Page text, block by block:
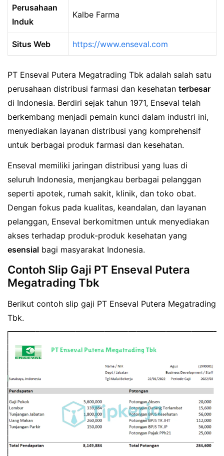
Perusahaan
Induk
Kalbe Farma
Situs Web https://www.enseval.com
PT Enseval Putera Megatrading Tbk adalah salah satu
perusahaan distribusi farmasi dan kesehatan terbesar
di Indonesia. Berdiri sejak tahun 1971, Enseval telah
berkembang menjadi pemain kunci dalam industri ini,
menyediakan layanan distribusi yang komprehensif
untuk berbagai produk farmasi dan kesehatan.
Enseval memiliki jaringan distribusi yang luas di
seluruh Indonesia, menjangkau berbagai pelanggan
seperti apotek, rumah sakit, klinik, dan toko obat.
Dengan fokus pada kualitas, keandalan, dan layanan
pelanggan, Enseval berkomitmen untuk menyediakan
akses terhadap produk-produk kesehatan yang
esensial bagi masyarakat Indonesia.
Contoh Slip Gaji PT Enseval Putera
Megatrading Tbk
Berikut contoh slip gaji PT Enseval Putera Megatrading
Tbk.